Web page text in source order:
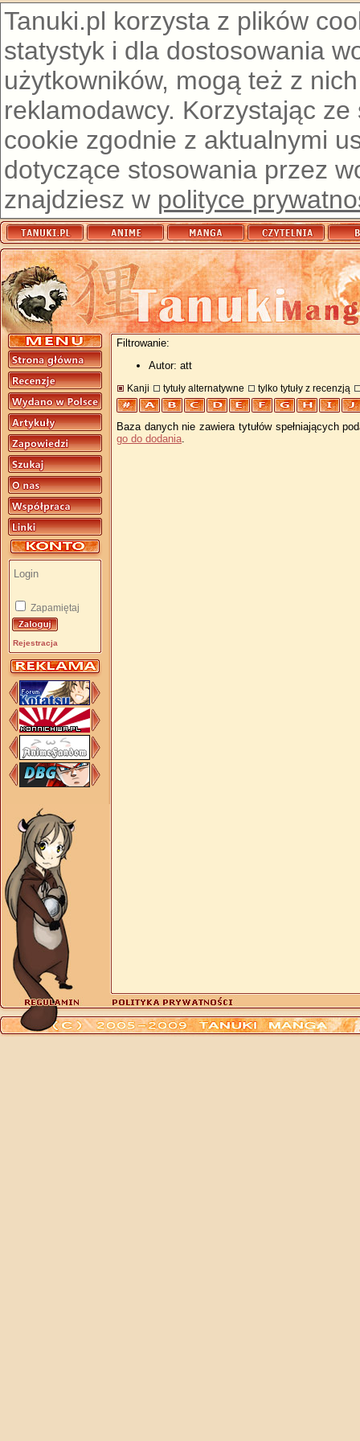
Tanuki.pl korzysta z plików
statystyk i dla dostosowania
użytkowników, mogą też z
reklamodawcy. Korzystając
cookie zgodnie z aktualnymi
dotyczące stosowania przez
znajdziesz w polityce
Zapamiętaj
Rejestracja
Filtrowanie:
Autor: att
Kanji tytuły alternatywne tylko tytuły z recenzją
Baza danych nie zawiera tytułów spełniających
go do dodania.